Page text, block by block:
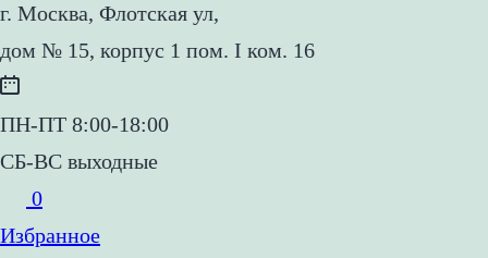
г. Москва, Флотская ул,
дом № 15, корпус 1 пом. I ком. 16
ПН-ПТ 8:00-18:00
СБ-ВС выходные
0
Избранное